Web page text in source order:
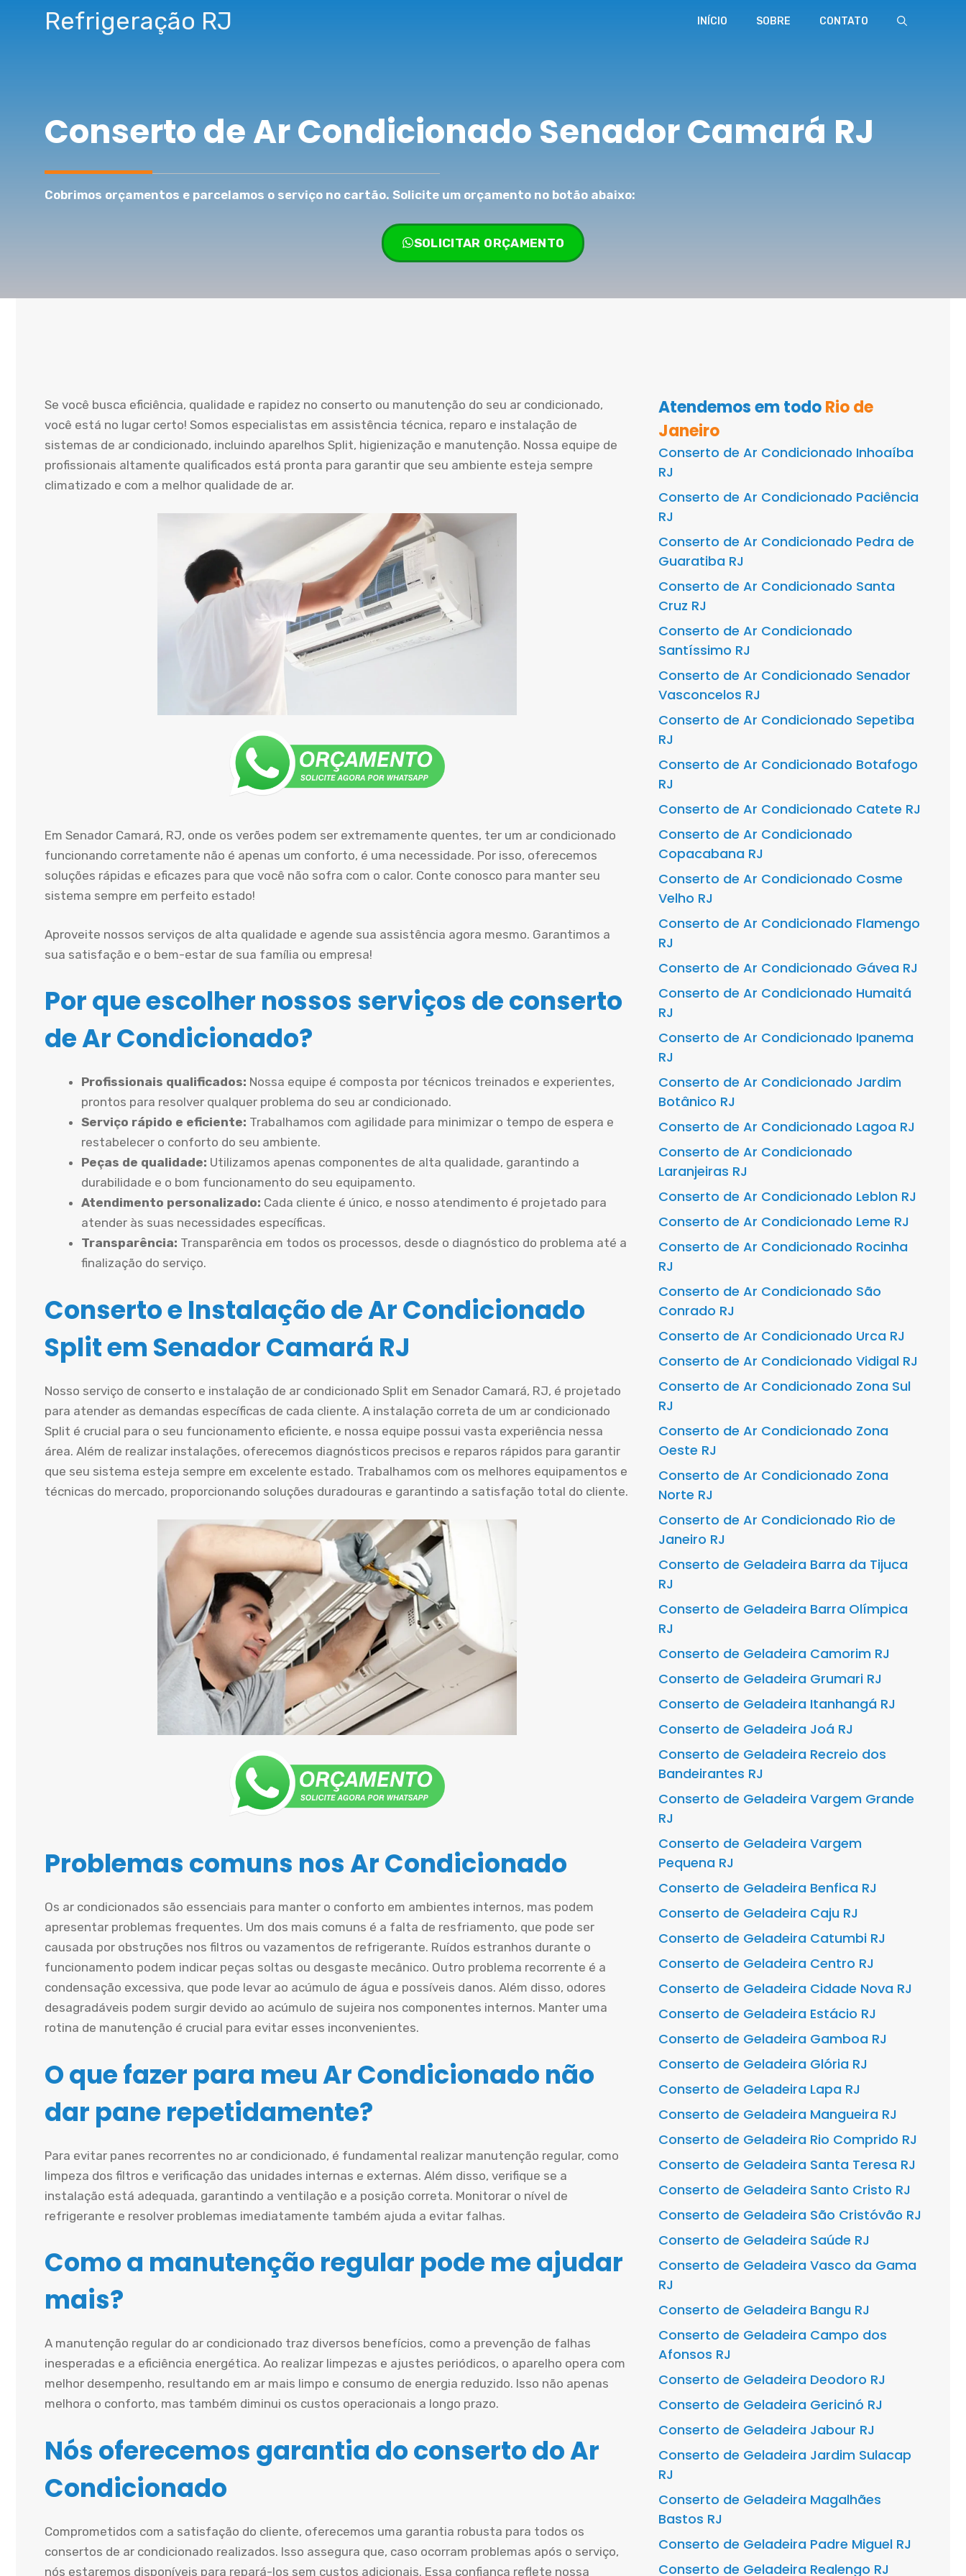
Refrigeração RJ INÍCIO SOBRE CONTATO
Conserto de Ar Condicionado Senador Camará RJ
Cobrimos orçamentos e parcelamos o serviço no cartão. Solicite um orçamento no botão abaixo:
SOLICITAR ORÇAMENTO
Se você busca eficiência, qualidade e rapidez no conserto ou manutenção do seu ar condicionado,
você está no lugar certo! Somos especialistas em assistência técnica, reparo e instalação de
sistemas de ar condicionado, incluindo aparelhos Split, higienização e manutenção. Nossa equipe de
profissionais altamente qualificados está pronta para garantir que seu ambiente esteja sempre
climatizado e com a melhor qualidade de ar.
Em Senador Camará, RJ, onde os verões podem ser extremamente quentes, ter um ar condicionado
funcionando corretamente não é apenas um conforto, é uma necessidade. Por isso, oferecemos
soluções rápidas e eficazes para que você não sofra com o calor. Conte conosco para manter seu
sistema sempre em perfeito estado!
Aproveite nossos serviços de alta qualidade e agende sua assistência agora mesmo. Garantimos a
sua satisfação e o bem-estar de sua família ou empresa!
Por que escolher nossos serviços de conserto
de Ar Condicionado?
Profissionais qualificados: Nossa equipe é composta por técnicos treinados e experientes,
prontos para resolver qualquer problema do seu ar condicionado.
Serviço rápido e eficiente: Trabalhamos com agilidade para minimizar o tempo de espera e
restabelecer o conforto do seu ambiente.
Peças de qualidade: Utilizamos apenas componentes de alta qualidade, garantindo a
durabilidade e o bom funcionamento do seu equipamento.
Atendimento personalizado: Cada cliente é único, e nosso atendimento é projetado para
atender às suas necessidades específicas.
Transparência: Transparência em todos os processos, desde o diagnóstico do problema até a
finalização do serviço.
Conserto e Instalação de Ar Condicionado
Split em Senador Camará RJ
Nosso serviço de conserto e instalação de ar condicionado Split em Senador Camará, RJ, é projetado
para atender as demandas específicas de cada cliente. A instalação correta de um ar condicionado
Split é crucial para o seu funcionamento eficiente, e nossa equipe possui vasta experiência nessa
área. Além de realizar instalações, oferecemos diagnósticos precisos e reparos rápidos para garantir
que seu sistema esteja sempre em excelente estado. Trabalhamos com os melhores equipamentos e
técnicas do mercado, proporcionando soluções duradouras e garantindo a satisfação total do cliente.
Problemas comuns nos Ar Condicionado
Os ar condicionados são essenciais para manter o conforto em ambientes internos, mas podem
apresentar problemas frequentes. Um dos mais comuns é a falta de resfriamento, que pode ser
causada por obstruções nos filtros ou vazamentos de refrigerante. Ruídos estranhos durante o
funcionamento podem indicar peças soltas ou desgaste mecânico. Outro problema recorrente é a
condensação excessiva, que pode levar ao acúmulo de água e possíveis danos. Além disso, odores
desagradáveis podem surgir devido ao acúmulo de sujeira nos componentes internos. Manter uma
rotina de manutenção é crucial para evitar esses inconvenientes.
O que fazer para meu Ar Condicionado não
dar pane repetidamente?
Para evitar panes recorrentes no ar condicionado, é fundamental realizar manutenção regular, como
limpeza dos filtros e verificação das unidades internas e externas. Além disso, verifique se a
instalação está adequada, garantindo a ventilação e a posição correta. Monitorar o nível de
refrigerante e resolver problemas imediatamente também ajuda a evitar falhas.
Como a manutenção regular pode me ajudar
mais?
A manutenção regular do ar condicionado traz diversos benefícios, como a prevenção de falhas
inesperadas e a eficiência energética. Ao realizar limpezas e ajustes periódicos, o aparelho opera com
melhor desempenho, resultando em ar mais limpo e consumo de energia reduzido. Isso não apenas
melhora o conforto, mas também diminui os custos operacionais a longo prazo.
Nós oferecemos garantia do conserto do Ar
Condicionado
Comprometidos com a satisfação do cliente, oferecemos uma garantia robusta para todos os
consertos de ar condicionado realizados. Isso assegura que, caso ocorram problemas após o serviço,
nós estaremos disponíveis para repará-los sem custos adicionais. Essa confiança reflete nossa
Atendemos em todoRio de
Janeiro
Conserto de Ar Condicionado Inhoaíba
RJ
Conserto de Ar Condicionado Paciência
RJ
Conserto de Ar Condicionado Pedra de
Guaratiba RJ
Conserto de Ar Condicionado Santa
Cruz RJ
Conserto de Ar Condicionado
Santíssimo RJ
Conserto de Ar Condicionado Senador
Vasconcelos RJ
Conserto de Ar Condicionado Sepetiba
RJ
Conserto de Ar Condicionado Botafogo
RJ
Conserto de Ar Condicionado Catete RJ
Conserto de Ar Condicionado
Copacabana RJ
Conserto de Ar Condicionado Cosme
Velho RJ
Conserto de Ar Condicionado Flamengo
RJ
Conserto de Ar Condicionado Gávea RJ
Conserto de Ar Condicionado Humaitá
RJ
Conserto de Ar Condicionado Ipanema
RJ
Conserto de Ar Condicionado Jardim
Botânico RJ
Conserto de Ar Condicionado Lagoa RJ
Conserto de Ar Condicionado
Laranjeiras RJ
Conserto de Ar Condicionado Leblon RJ
Conserto de Ar Condicionado Leme RJ
Conserto de Ar Condicionado Rocinha
RJ
Conserto de Ar Condicionado São
Conrado RJ
Conserto de Ar Condicionado Urca RJ
Conserto de Ar Condicionado Vidigal RJ
Conserto de Ar Condicionado Zona Sul
RJ
Conserto de Ar Condicionado Zona
Oeste RJ
Conserto de Ar Condicionado Zona
Norte RJ
Conserto de Ar Condicionado Rio de
Janeiro RJ
Conserto de Geladeira Barra da Tijuca
RJ
Conserto de Geladeira Barra Olímpica
RJ
Conserto de Geladeira Camorim RJ
Conserto de Geladeira Grumari RJ
Conserto de Geladeira Itanhangá RJ
Conserto de Geladeira Joá RJ
Conserto de Geladeira Recreio dos
Bandeirantes RJ
Conserto de Geladeira Vargem Grande
RJ
Conserto de Geladeira Vargem
Pequena RJ
Conserto de Geladeira Benfica RJ
Conserto de Geladeira Caju RJ
Conserto de Geladeira Catumbi RJ
Conserto de Geladeira Centro RJ
Conserto de Geladeira Cidade Nova RJ
Conserto de Geladeira Estácio RJ
Conserto de Geladeira Gamboa RJ
Conserto de Geladeira Glória RJ
Conserto de Geladeira Lapa RJ
Conserto de Geladeira Mangueira RJ
Conserto de Geladeira Rio Comprido RJ
Conserto de Geladeira Santa Teresa RJ
Conserto de Geladeira Santo Cristo RJ
Conserto de Geladeira São Cristóvão RJ
Conserto de Geladeira Saúde RJ
Conserto de Geladeira Vasco da Gama
RJ
Conserto de Geladeira Bangu RJ
Conserto de Geladeira Campo dos
Afonsos RJ
Conserto de Geladeira Deodoro RJ
Conserto de Geladeira Gericinó RJ
Conserto de Geladeira Jabour RJ
Conserto de Geladeira Jardim Sulacap
RJ
Conserto de Geladeira Magalhães
Bastos RJ
Conserto de Geladeira Padre Miguel RJ
Conserto de Geladeira Realengo RJ